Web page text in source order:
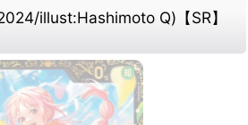
illust:Hashimoto Q)【SR】